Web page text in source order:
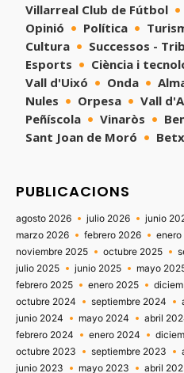
Villarreal Club de Fútbol
Opinió
Política
Cultura
Successos -
Esports
Ciència i
Vall d'Uixó
Onda
Nules
Orpesa Vall
Peñíscola
Vinaròs
Sant Joan de Moró
PUBLICACIONS
agosto 2026 julio 2026 junio
marzo 2026
febrero 2026
noviembre 2025
octubre 2025
julio 2025
junio 2025 mayo
febrero 2025
enero 2025
octubre 2024
septiembre 2024
junio 2024
mayo 2024 abril
febrero 2024
enero 2024
octubre 2023
septiembre 2023
junio 2023
mayo 2023 abril